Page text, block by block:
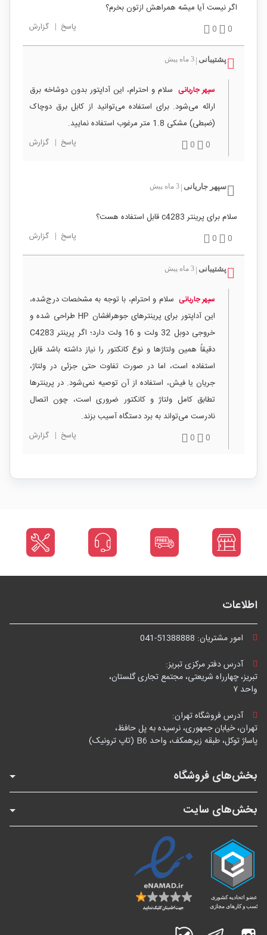
اگر نیست آیا میشه همراهش ازتون بخرم؟
0
0 پاسخ | گزارش
پشتیبانی | 3 ماه پیش
سپهر جاریانی سلام و احترام، این آداپتور بدون دوشاخه برق
ارائه می‌شود. برای استفاده می‌توانید از کابل برق دوچاک
(ضبطی) مشکی 1.8 متر مرغوب استفاده نمایید.
0
0 پاسخ | گزارش
سپهر جاریانی | 3 ماه پیش
سلام برای پرینتر c4283 قابل استفاده هست؟
0
0 پاسخ | گزارش
پشتیبانی | 3 ماه پیش
سپهر جاریانی سلام و احترام، با توجه به مشخصات درج‌شده،
این آداپتور برای پرینترهای جوهرافشان HP طراحی شده و
خروجی دوبل 32 ولت و 16 ولت دارد؛ اگر پرینتر C4283
دقیقاً همین ولتاژها و نوع کانکتور را نیاز داشته باشد قابل
استفاده است، اما در صورت تفاوت حتی جزئی در ولتاژ،
جریان یا فیش، استفاده از آن توصیه نمی‌شود. در پرینترها
تطابق کامل ولتاژ و کانکتور ضروری است، چون اتصال
نادرست می‌تواند به برد دستگاه آسیب بزند.
0
0 پاسخ | گزارش
اطلاعات
امور مشتریان: 041-51388888
آدرس دفتر مرکزی تبریز:
تبریز، چهارراه شریعتی، مجتمع تجاری گلستان،
واحد ۷
آدرس فروشگاه تهران:
تهران، خیابان جمهوری، نرسیده به پل حافظ،
پاساژ توکل، طبقه زیرهمکف، واحد B6 (تاپ ترونیک)
بخش‌های فروشگاه
بخش‌های سایت